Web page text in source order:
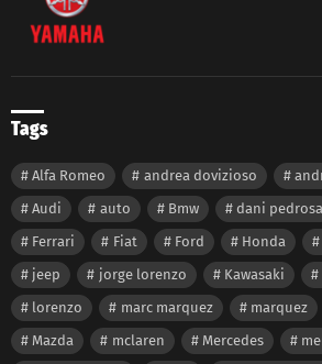
Tags
Alfa Romeo andrea dovizioso
Audi
auto Bmw dani pedrosa
Ferrari
Fiat Ford Honda
jeep
jorge lorenzo Kawasaki
lorenzo
marc marquez marquez
Mazda
mclaren Mercedes